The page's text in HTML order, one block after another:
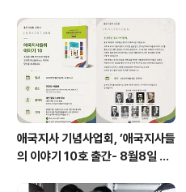
애국지사 기념사업회, ’애국지사들
의 이야기 10호 출간- 8월8일 출